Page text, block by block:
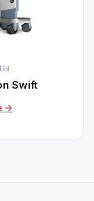
Swift
→